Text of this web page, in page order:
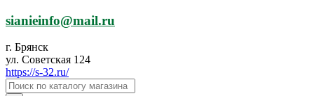
sianieinfo@mail.ru
г. Брянск
ул. Советская 124
https://s-32.ru/